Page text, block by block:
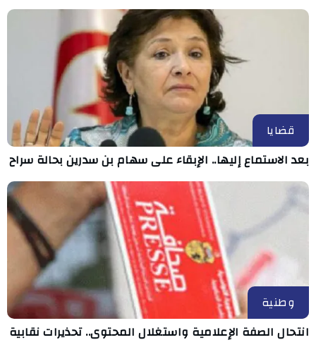
قضايا
بعد الاستماع إليها.. الإبقاء على سهام بن سدرين بحالة سراح
وطنية
انتحال الصفة الإعلامية واستغلال المحتوى.. تحذيرات نقابية